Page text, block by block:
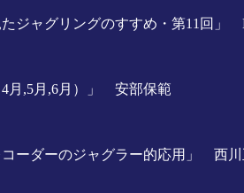
たジャグリングのすすめ・第11回」
4月,5月,6月）」 安部保範
コーダーのジャグラー的応用」 西